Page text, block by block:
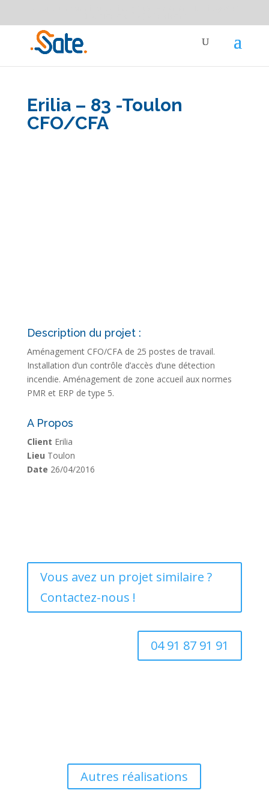
Erilia – 83 -Toulon
CFO/CFA
Description du projet :
Aménagement CFO/CFA de 25 postes de travail.
Installation d’un contrôle d’accès d’une détection
incendie. Aménagement de zone accueil aux normes
PMR et ERP de type 5.
A Propos
Client Erilia
Lieu Toulon
Date 26/04/2016
Vous avez un projet similaire ?
Contactez-nous !
04 91 87 91 91
Vous souhaitez en découvrir d'avantage ?
Autres réalisations